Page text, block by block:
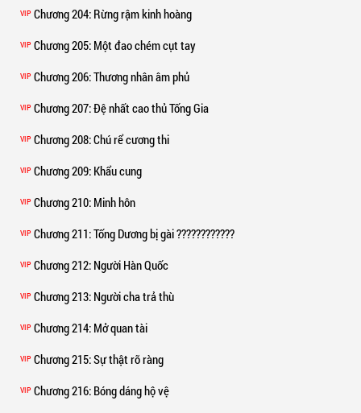
VIP Chương 204: Rừng rậm kinh hoàng
VIP Chương 205: Một đao chém cụt tay
VIP Chương 206: Thương nhân âm phủ
VIP Chương 207: Đệ nhất cao thủ Tống Gia
VIP Chương 208: Chú rể cương thi
VIP Chương 209: Khẩu cung
VIP Chương 210: Minh hôn
VIP Chương 211: Tống Dương bị gài ????????????
VIP Chương 212: Người Hàn Quốc
VIP Chương 213: Người cha trả thù
VIP Chương 214: Mở quan tài
VIP Chương 215: Sự thật rõ ràng
VIP Chương 216: Bóng dáng hộ vệ